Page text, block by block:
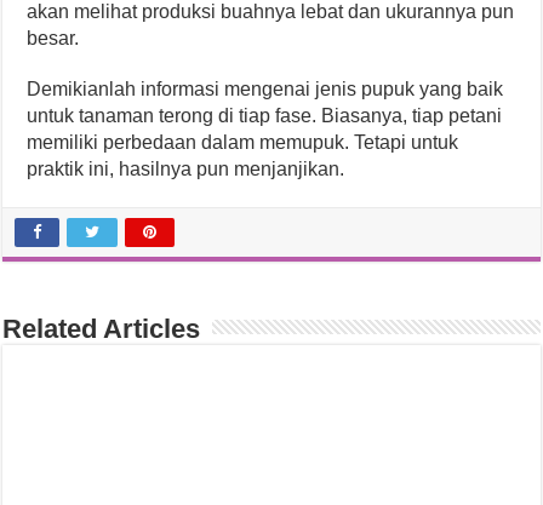
akan melihat produksi buahnya lebat dan ukurannya pun
besar.
Demikianlah informasi mengenai jenis pupuk yang baik
untuk tanaman terong di tiap fase. Biasanya, tiap petani
memiliki perbedaan dalam memupuk. Tetapi untuk
praktik ini, hasilnya pun menjanjikan.
Related Articles